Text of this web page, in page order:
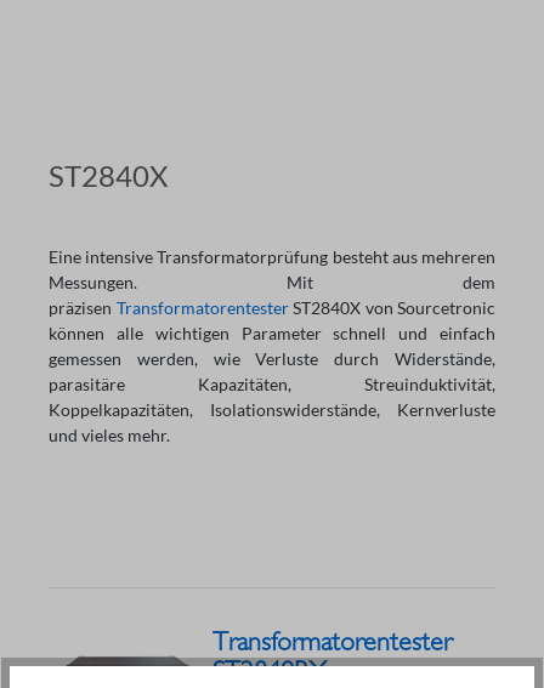
ST2840X
Eine intensive Transformatorprüfung besteht aus mehreren
Messungen. Mit dem
präzisen TransformatorentesterST2840X von Sourcetronic
können alle wichtigen Parameter schnell und einfach
gemessen werden, wie Verluste durch Widerstände,
parasitäre Kapazitäten, Streuinduktivität,
Koppelkapazitäten, Isolationswiderstände, Kernverluste
und vieles mehr.
Transformatorentester
ST2840BX